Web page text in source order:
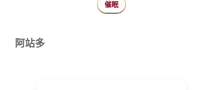
催眠
阿站多